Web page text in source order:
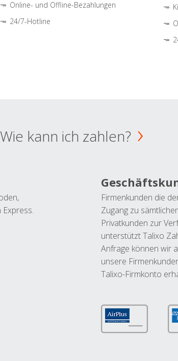
Online- und Offline-Bezahlungen
24/7-Hotline
Wie kann ich zahlen?
Firmenkunden die
Zugang zu
Privatkunden zur
unterstützt Talixo
Anfrage können wir
unsere
Talixo-Firmkonto